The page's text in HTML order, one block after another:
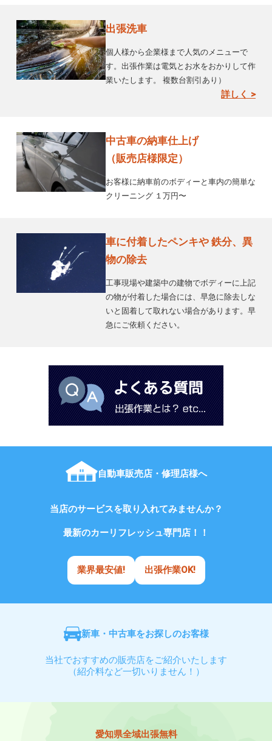
出張洗車
個人様から企業様まで人気のメニューで
す。出張作業は電気とお水をおかりして作
業いたします。 複数台割引あり）
詳しく >
中古車の納車仕上げ
（販売店様限定）
お客様に納車前のボディーと車内の簡単な
クリーニング １万円〜
車に付着したペンキや 鉄分、異
物の除去
工事現場や建築中の建物でボディーに上記
の物が付着した場合には、早急に除去しな
いと固着して取れない場合があります。早
急にご依頼ください。
自動車販売店・修理店様へ
当店のサービスを取り入れてみませんか？
最新のカーリフレッシュ専門店！！
業界最安値! 出張作業OK!
新車・中古車をお探しのお客様
当社でおすすめの販売店をご紹介いたします
（紹介料など一切いりません！）
愛知県全域出張無料